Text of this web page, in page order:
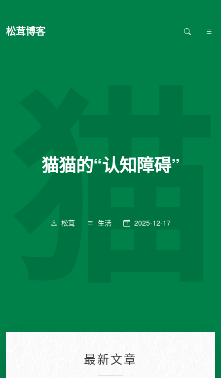
松茸博客
猫
猫猫的“认知障碍”
松茸 生活 2025-12-17
最新文章